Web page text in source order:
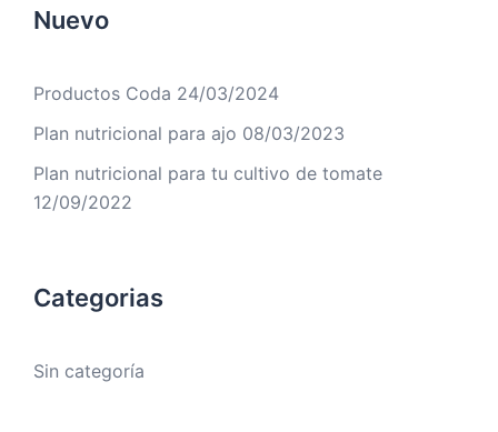
Nuevo
Productos Coda 24/03/2024
Plan nutricional para ajo 08/03/2023
Plan nutricional para tu cultivo de tomate
12/09/2022
Categorias
Sin categoría